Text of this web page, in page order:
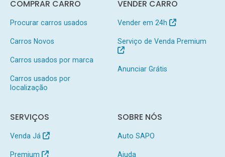
COMPRAR CARRO
Procurar carros usados
Carros Novos
Carros usados por marca
Carros usados por
localização
VENDER CARRO
Vender em 24h
Serviço de Venda Premium
Anunciar Grátis
SERVIÇOS
Venda Já
Premium
SOBRE NÓS
Auto SAPO
Ajuda